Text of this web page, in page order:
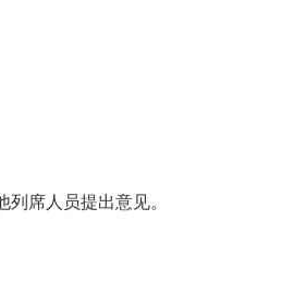
席人员提出意见。